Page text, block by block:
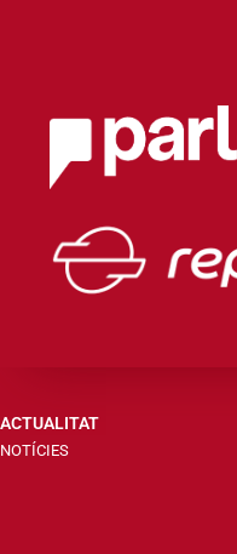
ACTUALITAT
NOTÍCIES